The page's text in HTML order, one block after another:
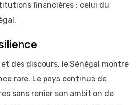
financières : celui du
des discours, le Sénégal montre
rare. Le pays continue de
sans renier son ambition de